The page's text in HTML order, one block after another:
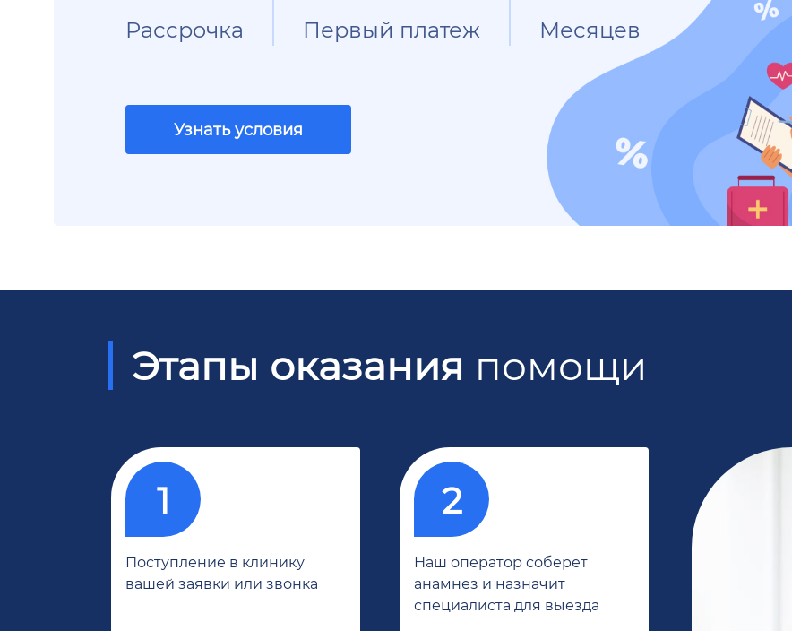
Рассрочка Первый платеж Месяцев
Узнать условия
Этапы оказания помощи
Поступление в клинику
вашей заявки или звонка
Наш оператор соберет
анамнез и назначит
специалиста для выезда